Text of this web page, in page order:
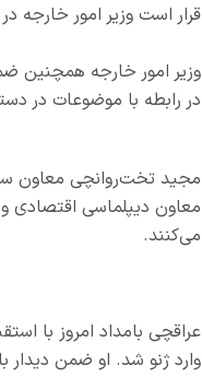
قرار است وزیر امور خارجه
وزیر امور خارجه همچنین
در رابطه با موضوعات در
مجید تخت‌روانچی معاون
معاون دیپلماسی اقتصادی
می‌کنند.
عراقچی بامداد امروز با
وارد ژنو شد. او ضمن دیدار